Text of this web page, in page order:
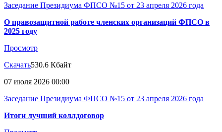
Заседание Президиума ФПСО №15 от 23 апреля 2026 года
О правозащитной работе членских организаций ФПСО в
2025 году
Просмотр
Скачать530.6 Кбайт
07 июля 2026 00:00
Заседание Президиума ФПСО №15 от 23 апреля 2026 года
Итоги лучший коллдоговор